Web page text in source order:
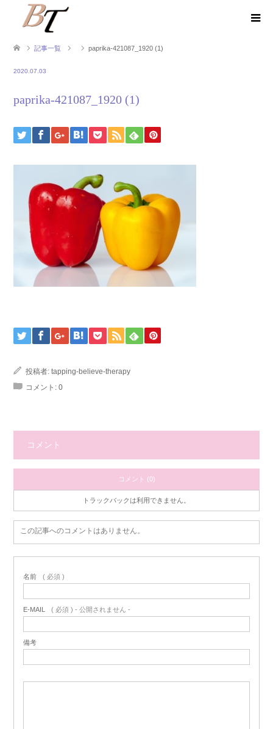
記事一覧 paprika-421087_1920 (1)
2020.07.03
paprika-421087_1920 (1)
投稿者: tapping-believe-therapy
コメント: 0
コメント
コメント (0)
トラックバックは利用できません。
この記事へのコメントはありません。
名前 ( 必須 )
E-MAIL ( 必須 ) - 公開されません -
備考